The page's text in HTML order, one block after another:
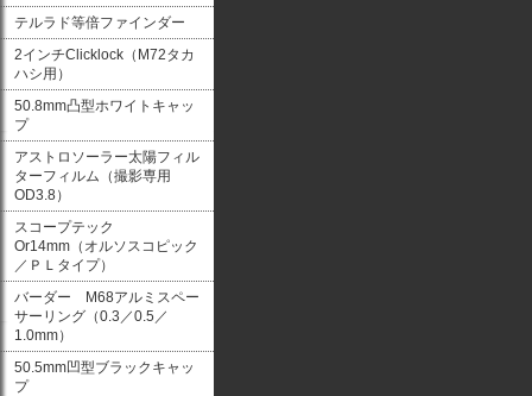
テルラド等倍ファインダー
2インチClicklock（M72タカ
ハシ用）
50.8mm凸型ホワイトキャッ
プ
アストロソーラー太陽フィル
ターフィルム（撮影専用
OD3.8）
スコープテック
Or14mm（オルソスコピック
／ＰＬタイプ）
バーダー M68アルミスペー
サーリング（0.3／0.5／
1.0mm）
50.5mm凹型ブラックキャッ
プ